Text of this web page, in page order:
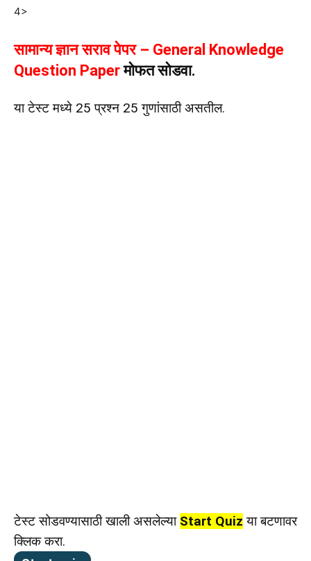
4>
सामान्य ज्ञान सराव पेपर – General Knowledge
Question Paperमोफत सोडवा.
या टेस्ट मध्ये 25 प्रश्न 25 गुणांसाठी असतील.
टेस्ट सोडवण्यासाठी खाली असलेल्या Start Quiz या बटणावर
क्लिक करा.